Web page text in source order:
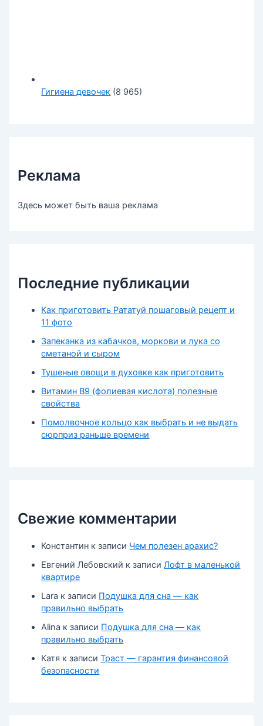
Гигиена девочек (8 965)
Реклама
Здесь может быть ваша реклама
Последние публикации
Как приготовить Рататуй пошаговый рецепт и
11 фото
Запеканка из кабачков, моркови и лука со
сметаной и сыром
Тушеные овощи в духовке как приготовить
Витамин В9 (фолиевая кислота) полезные
свойства
Помолвочное кольцо как выбрать и не выдать
сюрприз раньше времени
Свежие комментарии
Константин к записи Чем полезен арахис?
Евгений Лебовский к записиЛофт в маленькой
квартире
Lara к записи Подушка для сна — как
правильно выбрать
Alina к записи Подушка для сна — как
правильно выбрать
Катя к записиТраст — гарантия финансовой
безопасности